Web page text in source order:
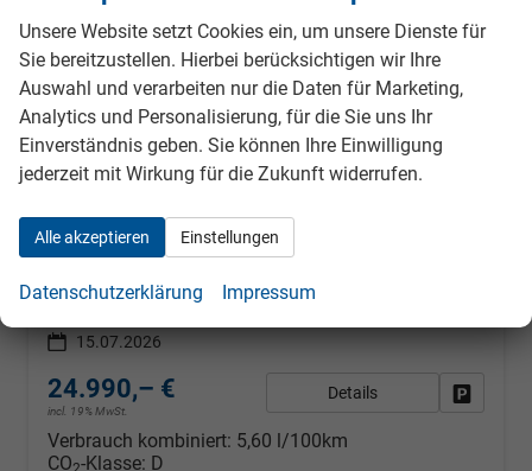
Skoda Fabia
Fahrzeugnr. 988744 Getriebe
Kraftstoff Benzin Außenfarbe Graphite Grau metallic
15.07.2026
24.990,– €
incl. 19% MwSt.
Details
Verbrauch kombiniert: 5,60 l/100km
CO -Klasse: D
Unsere Website setzt Cookies ein, um unsere Dienste für
Sie bereitzustellen. Hierbei berücksichtigen wir Ihre
Auswahl und verarbeiten nur die Daten für Marketing,
Analytics und Personalisierung, für die Sie uns Ihr
Einverständnis geben. Sie können Ihre Einwilligung
jederzeit mit Wirkung für die Zukunft widerrufen.
Alle akzeptieren Einstellungen
Datenschutzerklärung Impressum